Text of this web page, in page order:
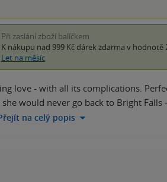
Při zaslání zboží balíčkem
K nákupu nad 999 Kč dárek zdarma v hodnotě
Let na měsíc
love - with all its complications.
would never go back to Bright Falls
na celý popis